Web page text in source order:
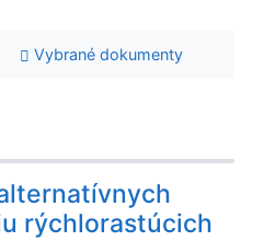
Vybrané dokumenty
rýchlorastúcich